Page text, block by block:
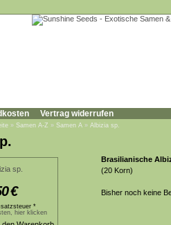
Vertrag widerrufen
» Samen A-Z » Samen A » Albizia sp.
€
*
hier klicken
Brasilianische
(20 Korn)
Bisher noch keine